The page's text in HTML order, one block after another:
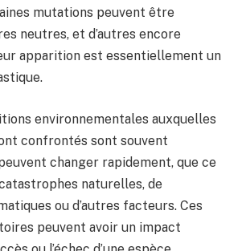
mutations peuvent être
neutres, et d’autres encore
apparition est essentiellement un
environnementales auxquelles
confrontés sont souvent
changer rapidement, que ce
naturelles, de
ou d’autres facteurs. Ces
peuvent avoir un impact